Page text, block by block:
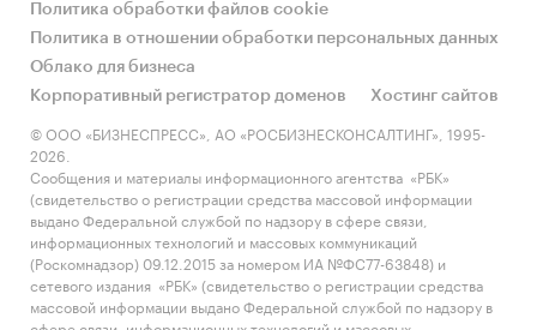
Политика обработки файлов cookie
Политика в отношении обработки персональных данных
Облако для бизнеса
Корпоративный регистратор доменов
Хостинг сайтов
© ООО «БИЗНЕСПРЕСС», АО «РОСБИЗНЕСКОНСАЛТИНГ», 1995-
2026.
Сообщения и материалы информационного агентства «РБК»
(свидетельство о регистрации средства массовой информации
выдано Федеральной службой по надзору в сфере связи,
информационных технологий и массовых коммуникаций
(Роскомнадзор) 09.12.2015 за номером ИА №ФС77-63848) и
сетевого издания «РБК» (свидетельство о регистрации средства
массовой информации выдано Федеральной службой по надзору в